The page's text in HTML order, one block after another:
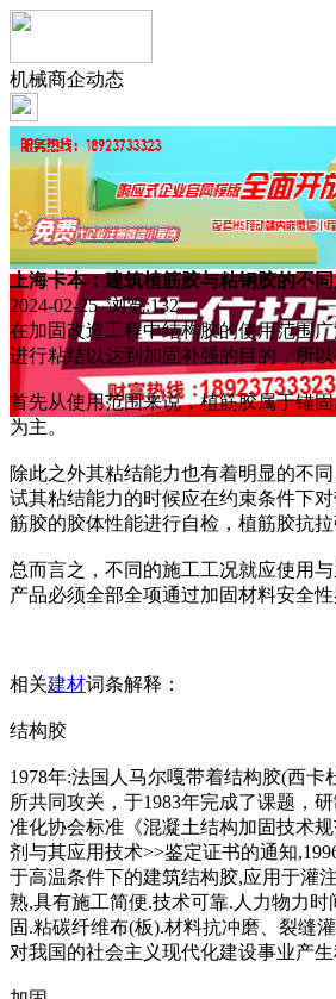
机械商企动态
上海卡本：建筑植筋胶与粘钢胶的不
2024-02-25 浏览:132
在加固改造工程中结构胶的使用范围
进行粘结以达到加固补强的目的，所
首先从使用范围来说，植筋胶属于锚
为主。
除此之外其粘结能力也有着明显的不
试其粘结能力的时候应在约束条件下
筋胶的胶体性能进行自检，植筋胶抗拉
总而言之，不同的施工工况就应使用
产品必须全部全项通过加固材料安全
相关建材词条解释：
结构胶
1978年:法国人马尔嘎带着结构胶(西
所共同攻关，于1983年完成了课题，
准化协会标准《混凝土结构加固技术
剂与其应用技术>>鉴定证书的通知
于高温条件下的建筑结构胶,应用于灌
熟,具有施工简便.技术可靠.人力物力
固.粘碳纤维布(板).材料抗冲磨、裂缝
对我国的社会主义现代化建设事业产生